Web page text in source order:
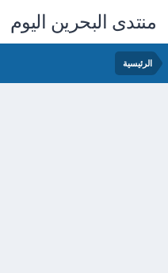
منتدى البحرين اليوم
الرئيسية